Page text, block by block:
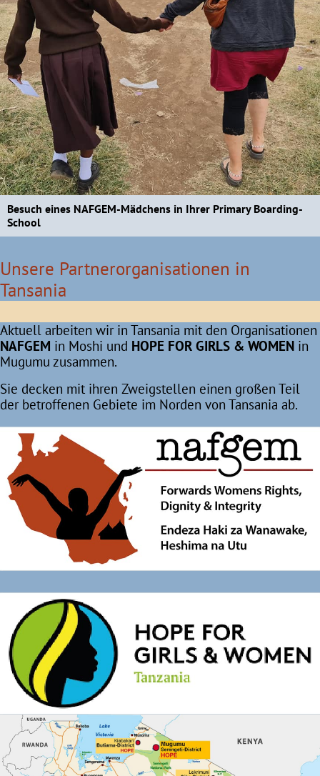
Besuch eines NAFGEM-Mädchens in Ihrer Primary Boarding-
School
Unsere Partnerorganisationen in
Tansania
Aktuell arbeiten wir in Tansania mit den Organisationen
NAFGEM in Moshi und HOPE FOR GIRLS & WOMEN in
Mugumu zusammen.
Sie decken mit ihren Zweigstellen einen großen Teil
der betroffenen Gebiete im Norden von Tansania ab.